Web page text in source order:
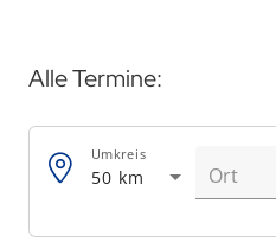
Alle Termine:
50 km
Umkreis